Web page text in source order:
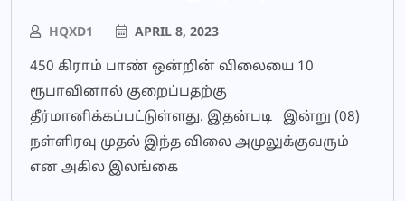
HQXD1 APRIL 8, 2023
450 கிராம் பாண் ஒன்றின் விலையை 10
ரூபாவினால் குறைப்பதற்கு
தீர்மானிக்கப்பட்டுள்ளது. இதன்படி இன்று (08)
நள்ளிரவு முதல் இந்த விலை அமுலுக்குவரும்
என அகில இலங்கை